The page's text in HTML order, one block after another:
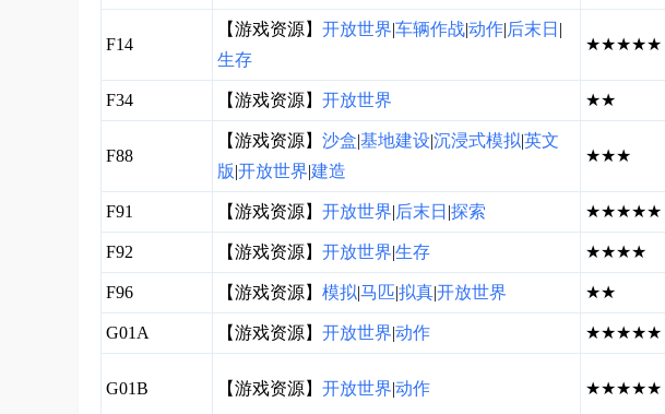
F14
【游戏资源】 开放世界|车辆作战|动作|后末日 |
生存
★★★★★
F34 【游戏资源】 开放世界 ★★
F88
【游戏资源】 沙盒|基地建设|沉浸式模拟|英文
版|开放世界|建造
★★★
F91 【游戏资源】 开放世界|后末日 |探索 ★★★★★
F92 【游戏资源】 开放世界|生存 ★★★★
F96 【游戏资源】 模拟|马匹|拟真|开放世界 ★★
G01A 【游戏资源】 开放世界|动作 ★★★★★
G01B 【游戏资源】 开放世界|动作 ★★★★★